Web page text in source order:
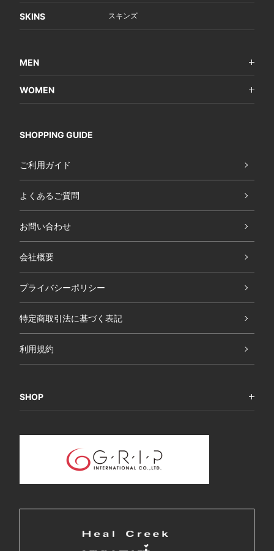
SKINS スキンズ
MEN
WOMEN
SHOPPING GUIDE
ご利用ガイド
よくあるご質問
お問い合わせ
会社概要
プライバシーポリシー
特定商取引法に基づく表記
利用規約
SHOP